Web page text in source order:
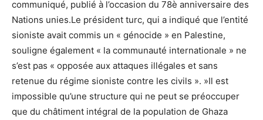
communiqué, publié à l’occasion du 78è anniversaire des
Nations unies.Le président turc, qui a indiqué que l’entité
sioniste avait commis un « génocide » en Palestine,
souligne également « la communauté internationale » ne
s’est pas « opposée aux attaques illégales et sans
retenue du régime sioniste contre les civils ». »Il est
impossible qu’une structure qui ne peut se préoccuper
que du châtiment intégral de la population de Ghaza